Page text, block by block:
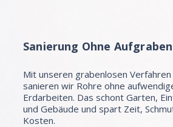
Sanierung Ohne Aufgraben
Mit unseren grabenlosen Verfahren
sanieren wir Rohre ohne
Erdarbeiten. Das schont Garten,
und Gebäude und spart Zeit,
Kosten.